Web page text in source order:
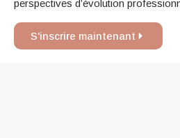
perspectives d’évolution
S'inscrire maintenant